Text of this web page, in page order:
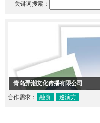
关键词搜索：
青岛弄潮文化传播有限公司
合作需求： 融资 巡演方